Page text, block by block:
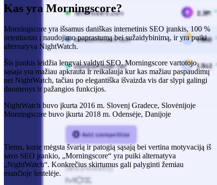
Kas yra Morningscore?
Morningscore yra išsamus daniškas internetinis SEO įrankis, 100 %
orientuotas į naudojimo paprastumą bei sužaidybinimą, ir yra puiki
alternatyva NightWatch.
Šis įrankis leidžia lengvai valdyti SEO. Morningscore vartotojo
sąsaja yra mažiau apkrauta ir reikalauja kur kas mažiau paspaudimų
nei NightWatch, tačiau po elegantiška išvaizda vis dar slypi galingi
duomenys ir pažangios funkcijos.
NightWatch buvo įkurta 2016 m. Slovenj Gradece, Slovėnijoje
Morningscore buvo įkurta 2018 m. Odensėje, Danijoje
Tiems, kurie mėgsta švarią ir patogią sąsają bei vertina motyvaciją iš
savo SEO įrankio, „Morningscore“ yra puiki alternatyva
„NightWatch“. Konkrečius skirtumus gali palyginti žemiau
esančioje lentelėje.